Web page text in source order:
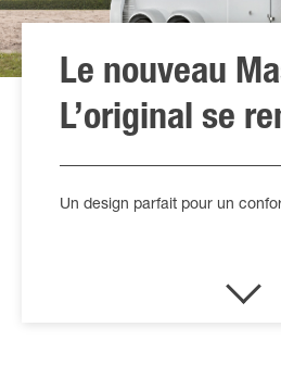
Le nouveau
L’original se
Un design parfait pour un